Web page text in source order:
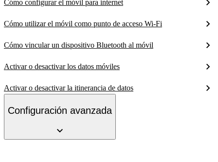
Cómo configurar el móvil para internet
Cómo utilizar el móvil como punto de acceso Wi-Fi
Cómo vincular un dispositivo Bluetooth al móvil
Activar o desactivar los datos móviles
Activar o desactivar la itinerancia de datos
Configuración avanzada